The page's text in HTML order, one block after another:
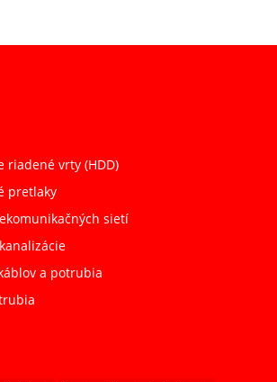
riadené vrty (HDD)
pretlaky
sietí
a potrubia